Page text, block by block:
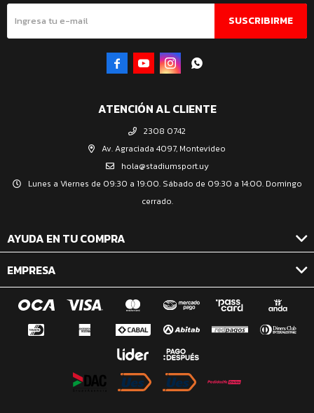
ATENCIÓN AL CLIENTE
2308 0742
Av. Agraciada 4097, Montevideo
hola@stadiumsport.uy
Lunes a Viernes de 09:30 a 19:00. Sábado de 09:30 a 14:00. Domingo
cerrado.
AYUDA EN TU COMPRA
EMPRESA
SUSCRIBIRME
   